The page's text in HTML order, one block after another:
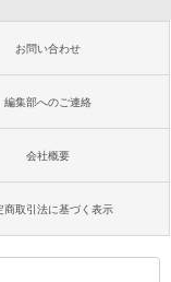
お問い合わせ
編集部へのご連絡
会社概要
商取引法に基づく表示